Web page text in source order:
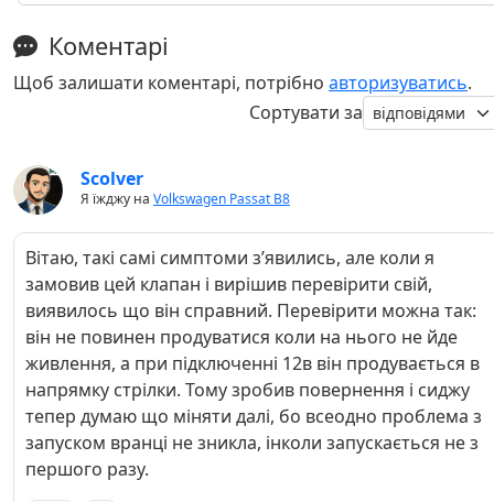
Коментарі
Щоб залишати коментарі, потрібно авторизуватись.
Сортувати за
Scolver
Я їжджу на Volkswagen Passat B8
Вітаю, такі самі симптоми зʼявились, але коли я
замовив цей клапан і вирішив перевірити свій,
виявилось що він справний. Перевірити можна так:
він не повинен продуватися коли на нього не йде
живлення, а при підключенні 12в він продувається в
напрямку стрілки. Тому зробив повернення і сиджу
тепер думаю що міняти далі, бо всеодно проблема з
запуском вранці не зникла, інколи запускається не з
першого разу.